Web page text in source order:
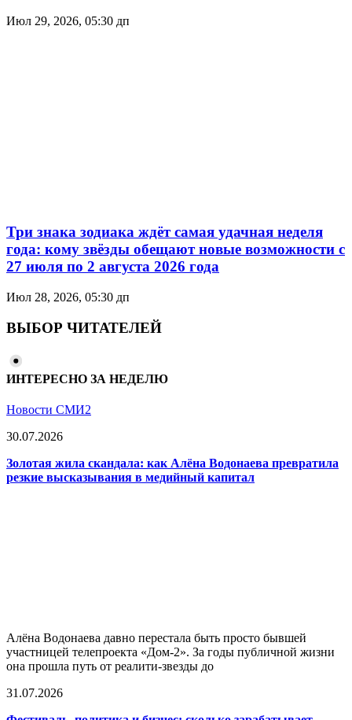
Июл 29, 2026, 05:30 дп
Три знака зодиака ждёт самая удачная неделя
года: кому звёзды обещают новые возможности с
27 июля по 2 августа 2026 года
Июл 28, 2026, 05:30 дп
ВЫБОР ЧИТАТЕЛЕЙ
ИНТЕРЕСНО ЗА НЕДЕЛЮ
Новости СМИ2
30.07.2026
Золотая жила скандала: как Алёна Водонаева превратила
резкие высказывания в медийный капитал
Алёна Водонаева давно перестала быть просто бывшей
участницей телепроекта «Дом-2». За годы публичной жизни
она прошла путь от реалити-звезды до
31.07.2026